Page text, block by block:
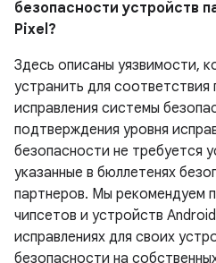
безопасности устройств
Pixel?
Здесь описаны уязвимости,
устранить для
исправления системы
подтверждения уровня
безопасности не требуется
указанные в бюллетенях
партнеров. Мы рекомендуем
чипсетов и устройств
исправлениях для своих
безопасности на